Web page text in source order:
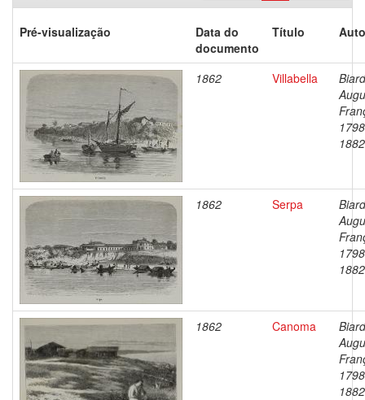
Pré-visualização
Data do
documento
Título
1862 Villabella
1882
1862 Serpa
1882
1862 Canoma
1882